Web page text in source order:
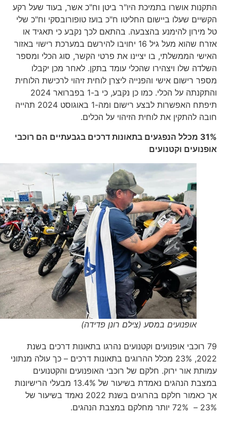
התקנות אושרו בתמיכת היו"ר ביטן וח"כ אשר, בעוד שעל רקע
הקשיים שעלו ביישום החליטו ח"כ בועז טופורובסקי וח"כ שלי
טל מירון להימנע בהצבעה. בהתאם לכך נקבע כי תאגיד או
אזרח שהוא מעל גיל 16 יחויבו להירשם במערכת רישוי באזור
האישי הממשלתי, בו יציינו את פרטי הקשר, סוג הכלי ומספר
השלדה שלו ויצהירו שהכלי עומד בתקן. לאחר מכן יקבלו
מספר רישום אישי והפנייה ליצרן לוחית זיהוי לרכישת הלוחית
והתקנתה על הכלי. כמו כן נקבע, כי ב-1 בפברואר 2024
תיפתח האפשרות לבצע רישום ומה-1 באוגוסט 2024 תהייה
חובה להתקין את לוחית הזיהוי על הכלים.
31% מכלל הנפגעים בתאונות דרכים בגבעתיים הם רוכבי
אופנועים וקטנועים
אופנועים במסע (צילם רונן פדידה)
79 רוכבי אופנועים וקטנועים נהרגו בתאונות דרכים בשנת
2022, 23% מכלל ההרוגים בתאונות דרכים – כך עולה מנתוני
עמותת אור ירוק. חלקם של רוכבי האופנועים והקטנועים
במצבת הנהגים נאמדת בשיעור של 13.4% מבעלי הרישיונות
אך כאמור חלקם בהרוגים בשנת 2022 נאמד בשיעור של
23% – 72% יותר מחלקם במצבת הנהגים.